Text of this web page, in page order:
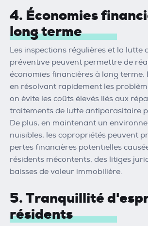
4. Économies
long terme
Les inspections régulières et la lutte
préventive peuvent permettre de
économies financières à long terme.
en résolvant rapidement les
on évite les coûts élevés liés aux
traitements de lutte antiparasitaire
De plus, en maintenant un
nuisibles, les copropriétés peuvent
pertes financières potentielles
résidents mécontents, des litiges
baisses de valeur immobilière.
5. Tranquillité
résidents